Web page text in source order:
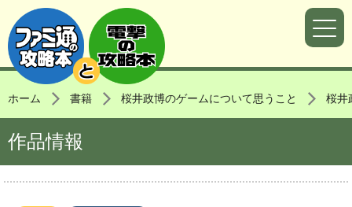
ホーム 書籍 桜井政博のゲームについて思うこと 桜
作品情報